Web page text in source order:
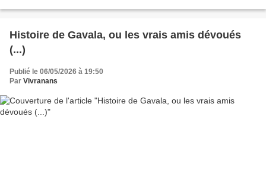
Histoire de Gavala, ou les vrais amis dévoués
(...)
Publié le 06/05/2026 à 19:50
Par Vivranans